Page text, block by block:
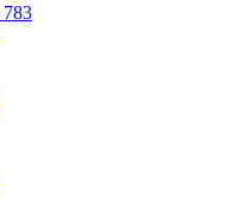
783